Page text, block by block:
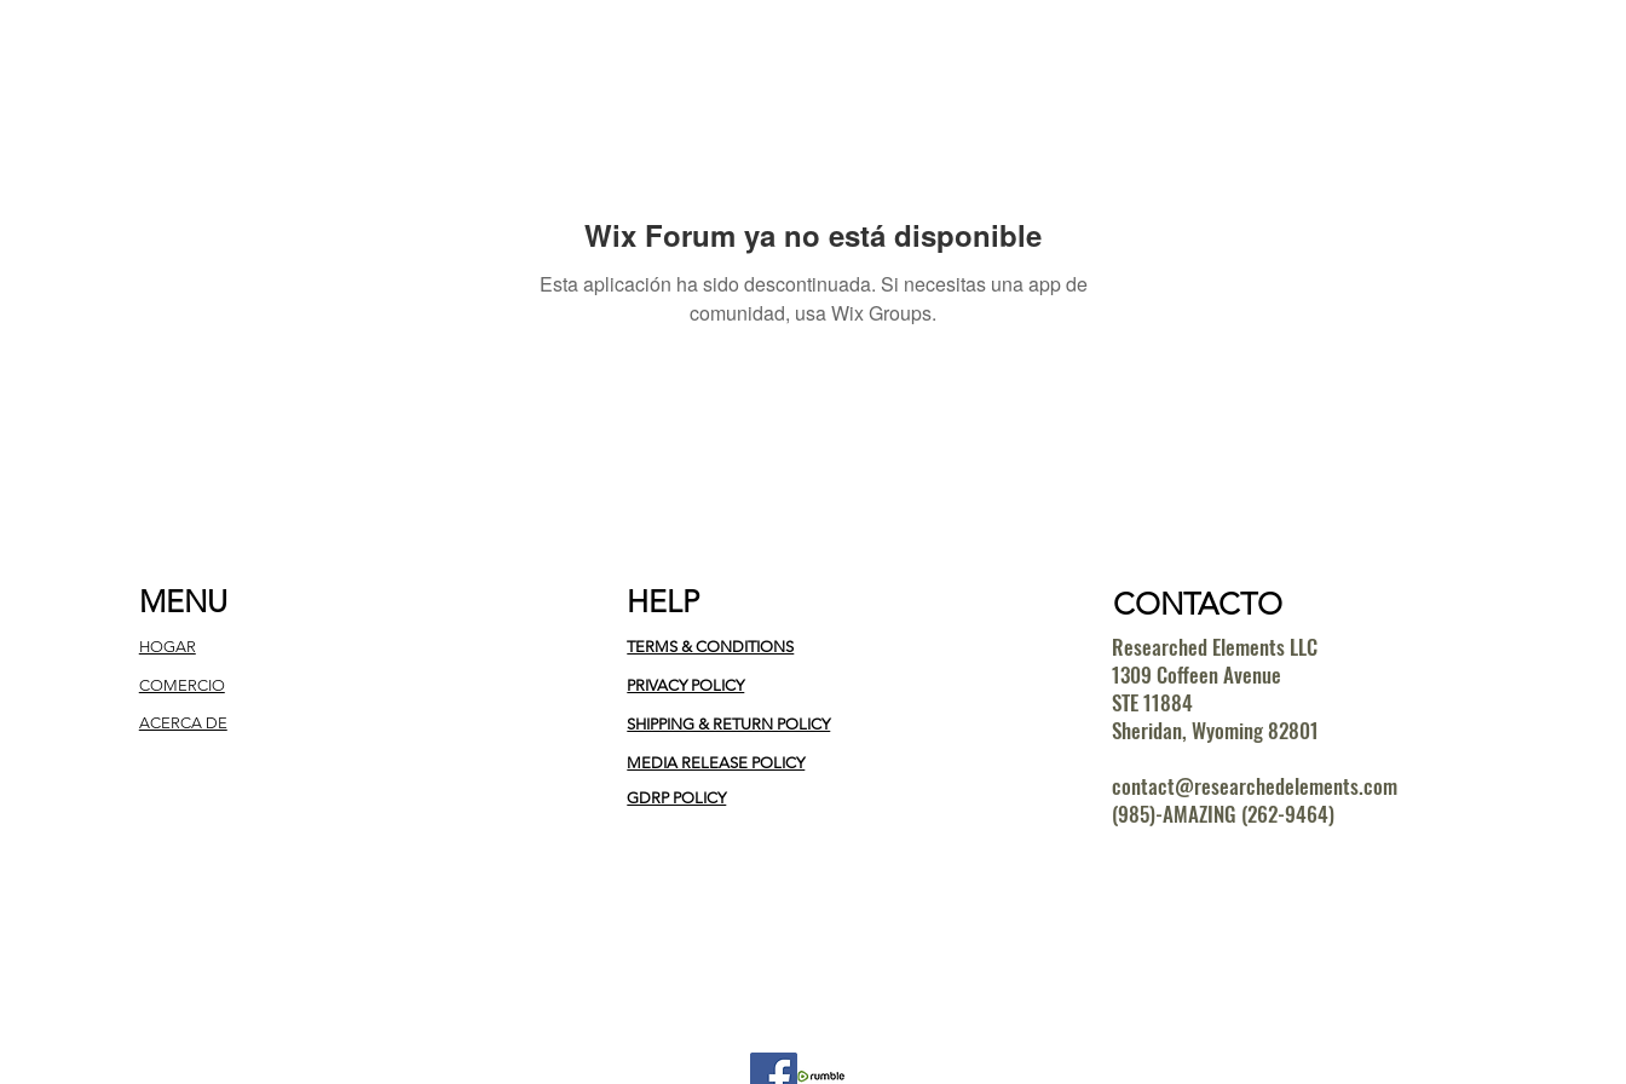
Wix Forum ya no está disponible
Esta aplicación ha sido descontinuada. Si necesitas una app de
comunidad, usa Wix Groups.
MENU
HOGAR
COMERCIO
ACERCA DE
HELP
TERMS & CONDITIONS
PRIVACY POLICY
SHIPPING & RETURN POLICY
MEDIA RELEASE POLICY
GDRP POLICY
CONTACTO
Researched Elements LLC
1309 Coffeen Avenue
STE 11884
Sheridan, Wyoming 82801
contact@researchedelements.com
(985)-AMAZING (262-9464)